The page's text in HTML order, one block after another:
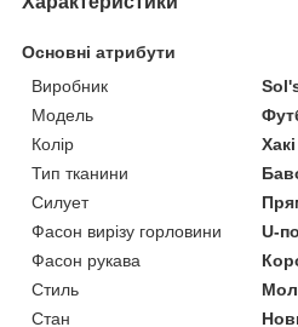
Основні атрибути
Виробник
Модель
Колір
Хакі
Тип тканини
Силует
Фасон вирізу горловини
U-
Фасон рукава
Стиль
Стан